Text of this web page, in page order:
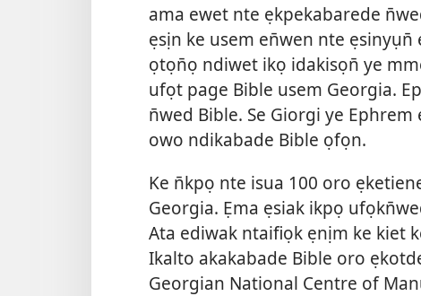
ama ewet nte ẹkpekabarede
ẹsịn ke usem en̄wen nte
ọtọn̄ọ ndiwet ikọ idakisọn̄ ye
ufọt page Bible usem Georgia.
n̄wed Bible. Se Giorgi ye
owo ndikabade Bible ọfọn.
Ke n̄kpọ nte isua 100 oro
Georgia. Ẹma ẹsiak ikpọ
Ata ediwak ntaifiọk ẹnịm ke kiet
Ikalto akakabade Bible oro
Georgian National Centre of